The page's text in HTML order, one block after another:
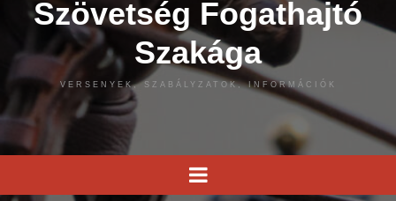
Szövetség Fogathajtó
Szakága
VERSENYEK, SZABÁLYZATOK, INFORMÁCIÓK